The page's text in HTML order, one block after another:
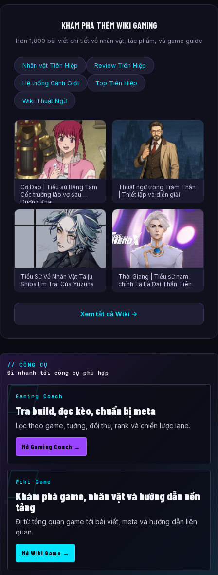
KHÁM PHÁ THÊM WIKI GAMING
Hơn 1,800 bài viết chi tiết về nhân vật, tác phẩm, và game guide
Nhân vật Tiên Hiệp Review Tiên Hiệp
Hệ thống Cảnh Giới Top Tiên Hiệp
Wiki Thuật Ngữ
Cơ Dao | Tiểu sử Băng Tâm
Cốc trưởng lão vợ sáu
Dương Khai
Thuật ngữ trong Trảm Thần
| Thiết lập và diễn giải
Tiểu Sử Về Nhân Vật Taiju
Shiba Em Trai Của Yuzuha
Thời Giang | Tiểu sử nam
chính Ta Là Đại Thần Tiên
Xem tất cả Wiki →
// CÔNG CỤ
Đi nhanh tới công cụ phù hợp
Gaming Coach
Tra build, đọc kèo, chuẩn bị meta
Lọc theo game, tướng, đối thủ, rank và chiến lược lane.
Mở Gaming Coach →
Wiki Game
Khám phá game, nhân vật và hướng dẫn nền
tảng
Đi từ tổng quan game tới bài viết, meta và hướng dẫn liên
quan.
Mở Wiki Game →